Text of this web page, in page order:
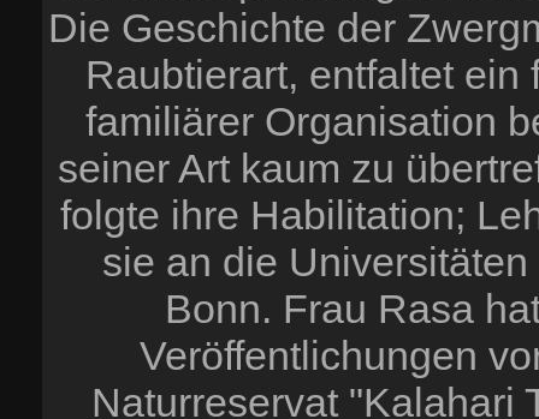
Die Geschichte der
Raubtierart, entfaltet
familiärer Organisation
seiner Art kaum zu
folgte ihre Habilitation;
sie an die
Bonn. Frau Rasa
Veröffentlichungen
Naturreservat "Kalahari